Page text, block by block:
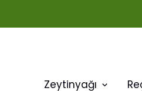
Zeytinyağı